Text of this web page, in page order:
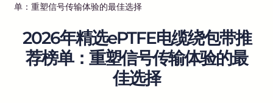
单：重塑信号传输体验的最佳选择
2026年精选ePTFE电缆绕包带推
荐榜单：重塑信号传输体验的最
佳选择